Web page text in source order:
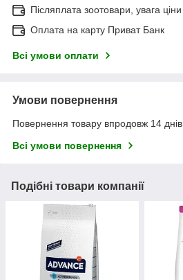
Післяплата зоотовари, увага
Оплата на карту Приват Банк
Всі умови оплати
Умови повернення
Повернення товару впродовж 14
Всі умови повернення
Подібні товари компанії